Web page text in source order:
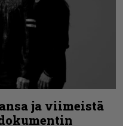
ja viimeistä